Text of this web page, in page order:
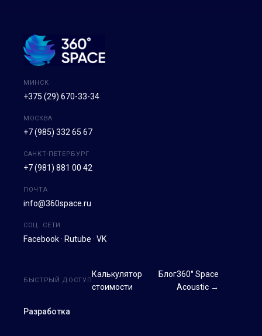
МИНСК
+375 (29) 670-33-34
МОСКВА
+7 (985) 332 65 67
САНКТ-ПЕТЕРБУРГ
+7 (981) 881 00 42
ПОЧТА
info@360space.ru
СОЦ. СЕТИ
Facebook · Rutube · VK
Разработка
БЫСТРЫЙ ДОСТУП
Калькулятор
стоимости
Блог360° Space
Acoustic →